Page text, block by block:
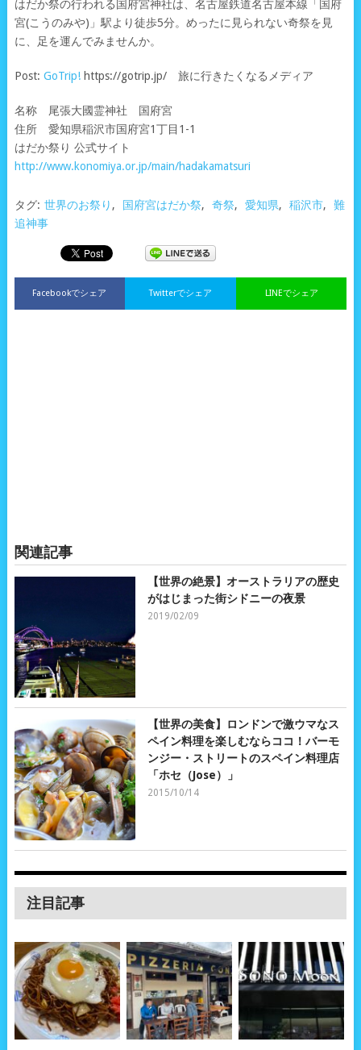
はだか祭の行われる国府宮神社は、名古屋鉄道名古屋本線「国府
宮(こうのみや)」駅より徒歩5分。めったに見られない奇祭を見
に、足を運んでみませんか。
Post: GoTrip!https://gotrip.jp/ 旅に行きたくなるメディア
名称 尾張大國霊神社 国府宮
住所 愛知県稲沢市国府宮1丁目1-1
はだか祭り 公式サイト
http://www.konomiya.or.jp/main/hadakamatsuri
タグ: 世界のお祭り , 国府宮はだか祭, 奇祭, 愛知県, 稲沢市,
難
追神事
Facebookでシェア LINEでシェア
Twitterでシェア
関連記事
【世界の絶景】オーストラリアの歴史
がはじまった街シドニーの夜景
2019/02/09
【世界の美食】ロンドンで激ウマなス
ペイン料理を楽しむならココ！バーモ
ンジー・ストリートのスペイン料理店
「ホセ（Jose）」
2015/10/14
注目記事